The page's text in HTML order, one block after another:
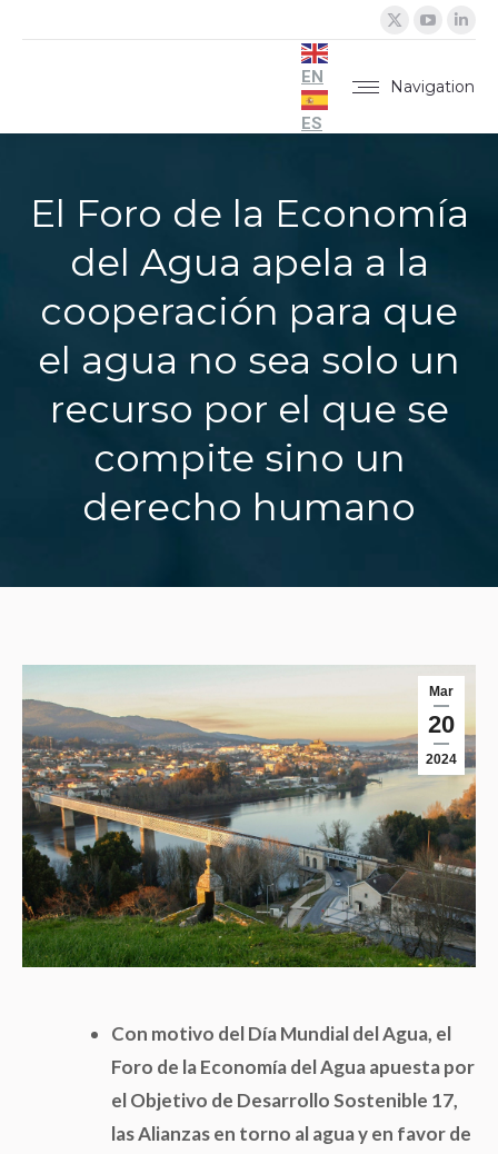
opens
new
opens
new
Navigation
EN
ES
El Foro de la Economía
del Agua apela a la
cooperación para que
el agua no sea solo un
recurso por el que se
compite sino un
derecho humano
Mar
20
2024
Con motivo del Día Mundial del Agua, el
Foro de la Economía del Agua apuesta por
el Objetivo de Desarrollo Sostenible 17,
las Alianzas en torno al agua y en favor de